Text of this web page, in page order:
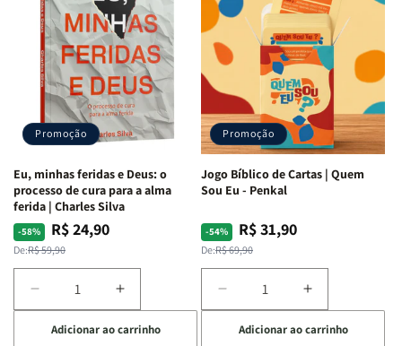
Isabelle
S.
Alves
Isabelle
S.
Alves
e
Deus
|
Identificando
Lutas
Emocionais
e
Espirituais
|
Estela
e
Deus
|
Identificando
as
Lutas
Emocionais
e
Espirituais
|
Promoção
Eu, minhas feridas e Deus: o
processo de cura para a alma
ferida | Charles Silva
-58%
Preço
normal
De:R$ 59,90
Preço
promocional
R$ 24,90
Diminuir
a
quantidade
Aumentar
a
quantidade
Adicionar ao carrinho
Promoção
Jogo Bíblico de Cartas | Quem
Sou Eu - Penkal
-54%
Preço
normal
De:R$ 69,90
Preço
promocional
R$ 31,90
Diminuir
a
quantidade
Aumentar
a
quantidade
Adicionar ao carrinho